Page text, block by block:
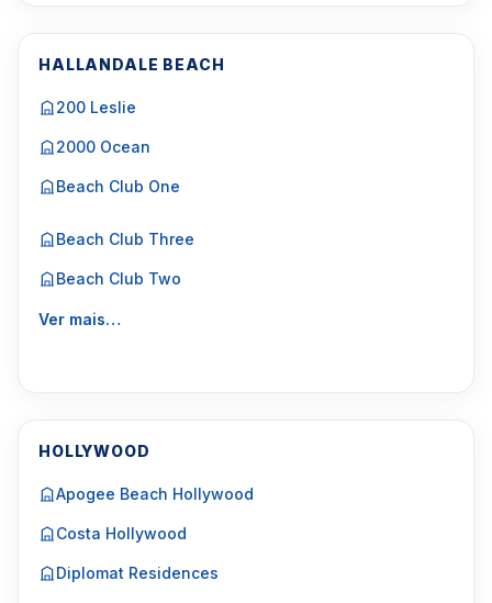
HALLANDALE BEACH
200 Leslie
2000 Ocean
Beach Club One
Beach Club Three
Beach Club Two
Ver mais…
HOLLYWOOD
Apogee Beach Hollywood
Costa Hollywood
Diplomat Residences